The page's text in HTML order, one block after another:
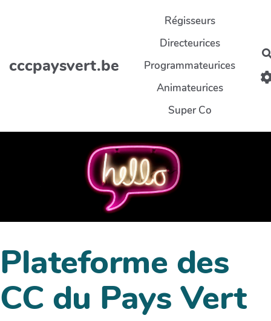
cccpaysvert.be
Régisseurs
Directeurices
Programmateurices
Animateurices
Super Co
Plateforme des
CC du Pays Vert